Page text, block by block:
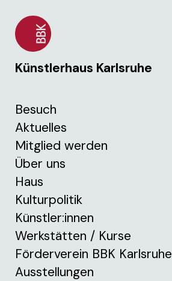
Künstlerhaus Karlsruhe
Besuch
Aktuelles
Mitglied werden
Über uns
Haus
Kulturpolitik
Künstler:innen
Werkstätten / Kurse
Förderverein BBK Karlsruhe
Ausstellungen